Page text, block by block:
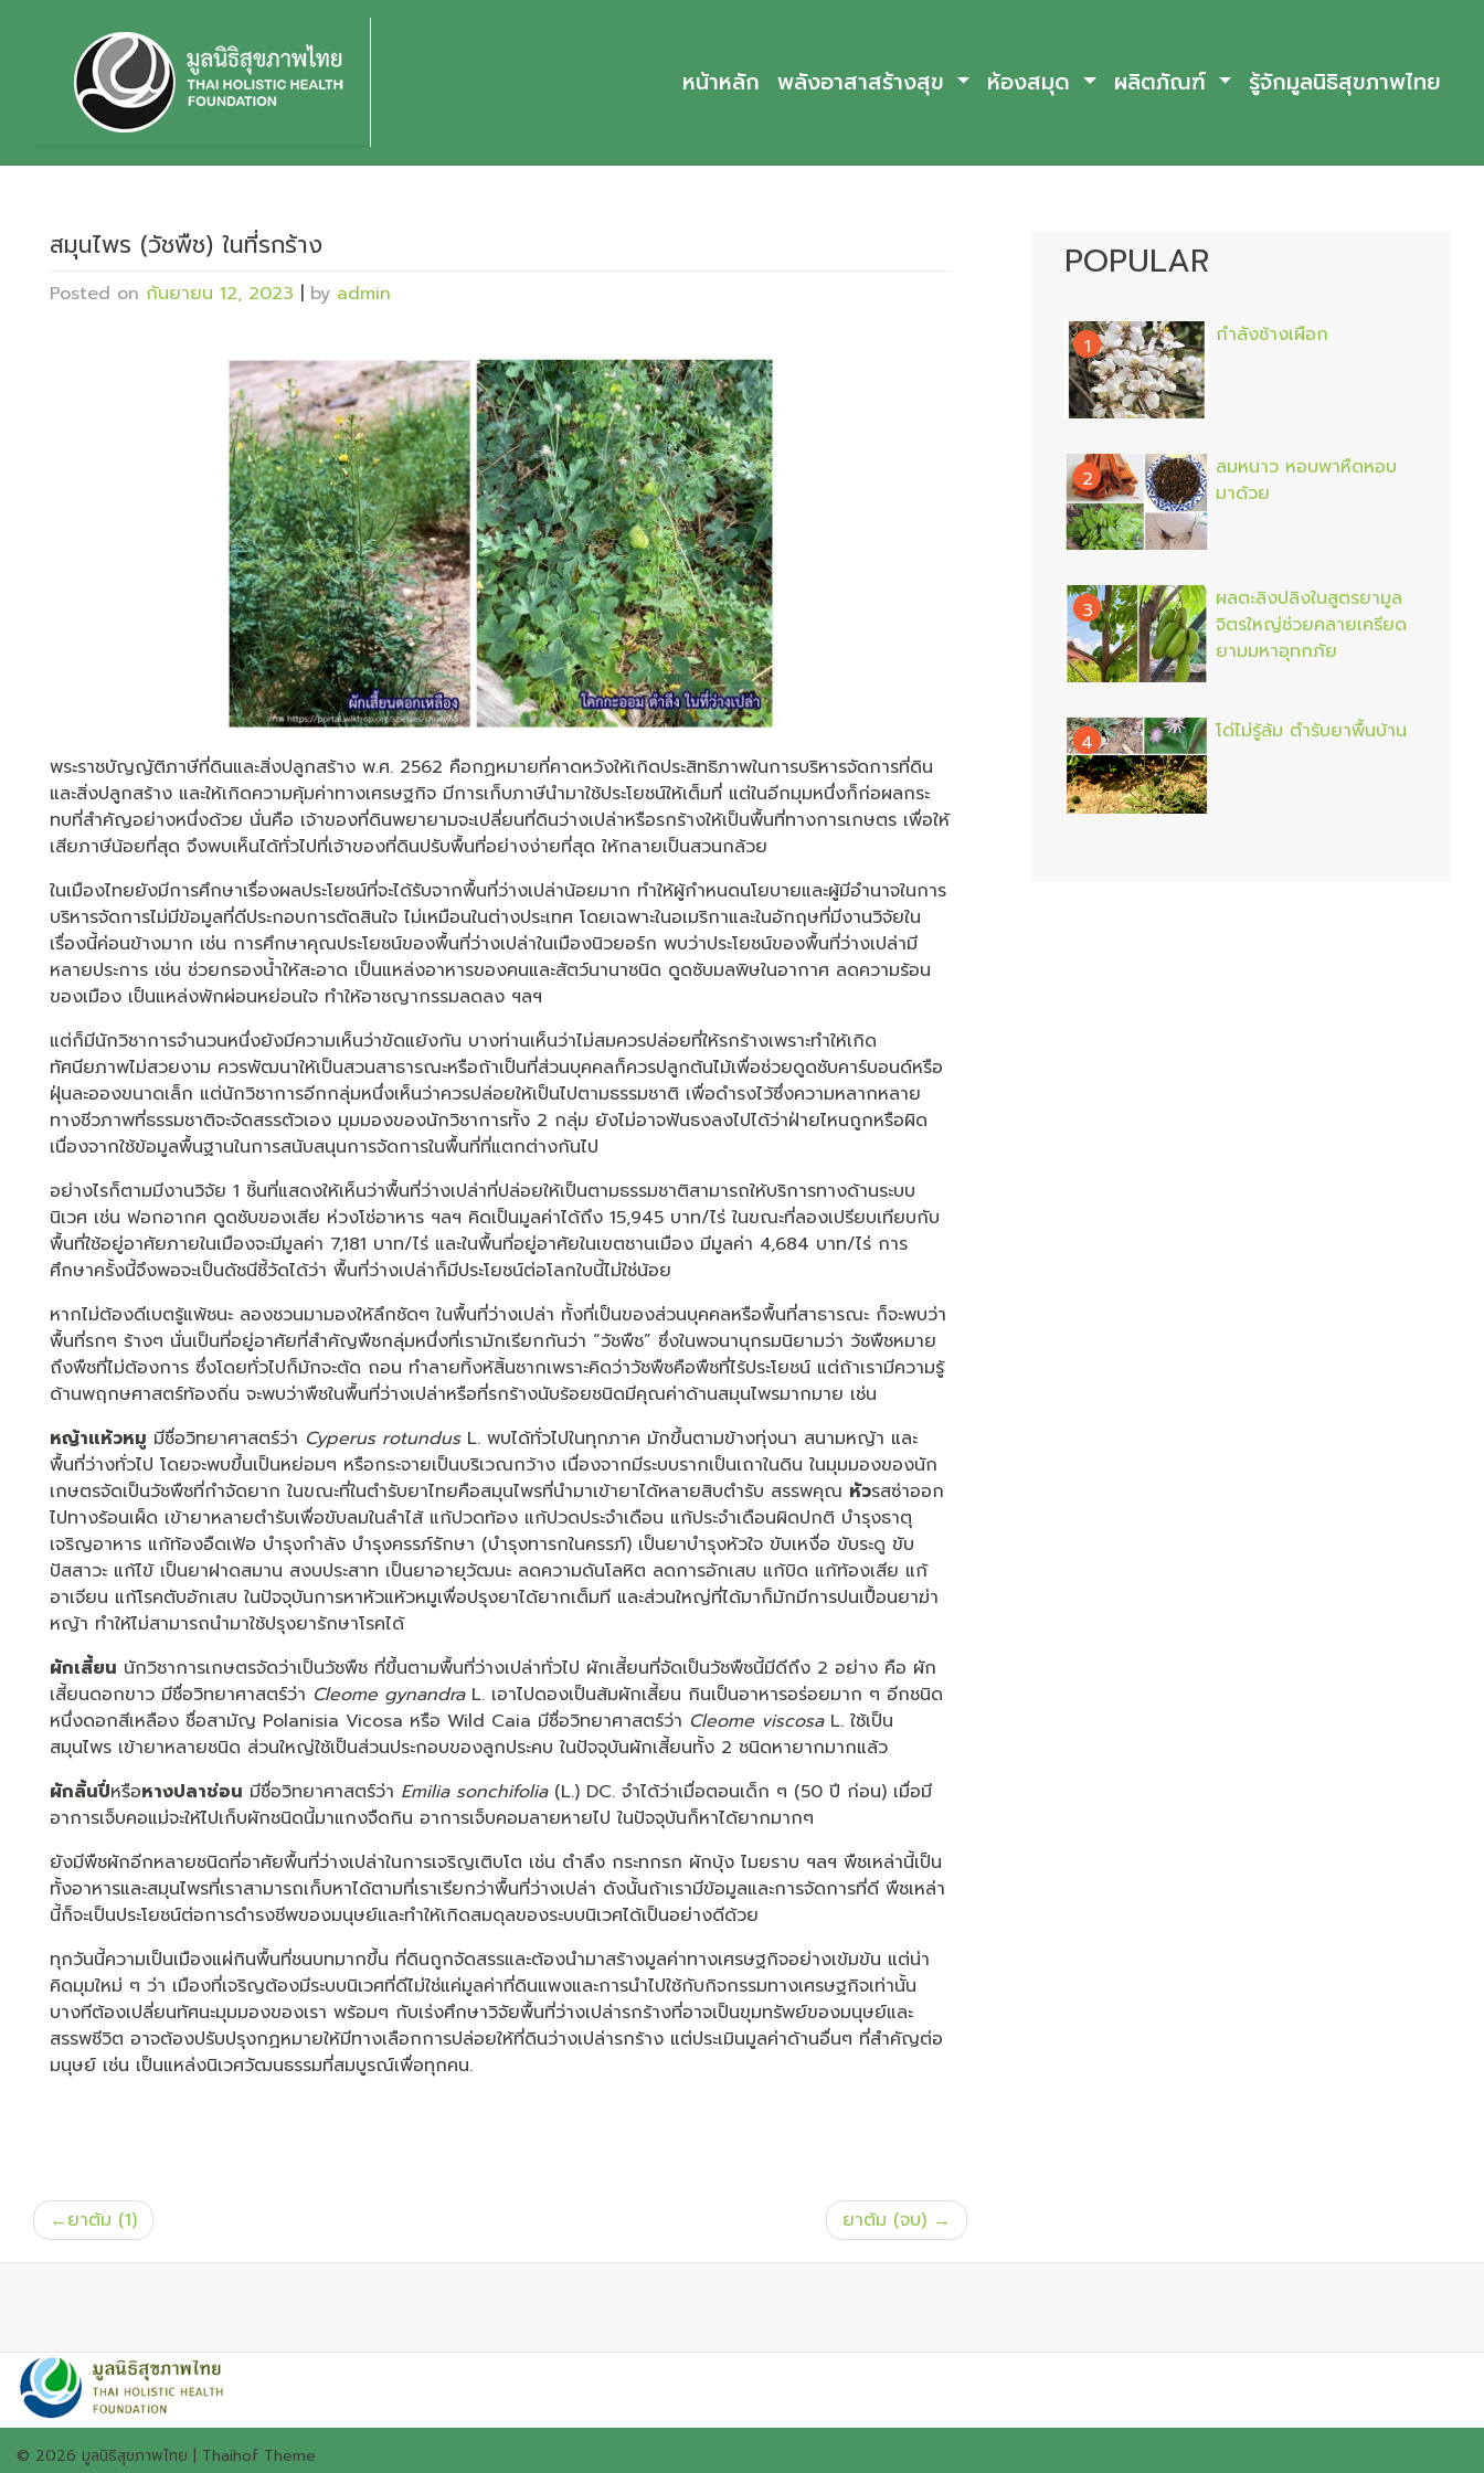
หน้าหลัก พลังอาสาสร้างสุข ห้องสมุด ผลิตภัณฑ์ รู้จักมูลนิธิสุขภาพไทย
สมุนไพร (วัชพืช) ในที่รกร้าง
Posted on กันยายน 12, 2023 | by admin
พระราชบัญญัติภาษีที่ดินและสิ่งปลูกสร้าง พ.ศ. 2562 คือกฏหมายที่คาดหวังให้เกิดประสิทธิภาพในการบริหารจัดการที่ดิน
และสิ่งปลูกสร้าง และให้เกิดความคุ้มค่าทางเศรษฐกิจ มีการเก็บภาษีนำมาใช้ประโยชน์ให้เต็มที่ แต่ในอีกมุมหนึ่งก็ก่อผลกระ
ทบที่สำคัญอย่างหนึ่งด้วย นั่นคือ เจ้าของที่ดินพยายามจะเปลี่ยนที่ดินว่างเปล่าหรือรกร้างให้เป็นพื้นที่ทางการเกษตร เพื่อให้
เสียภาษีน้อยที่สุด จึงพบเห็นได้ทั่วไปที่เจ้าของที่ดินปรับพื้นที่อย่างง่ายที่สุด ให้กลายเป็นสวนกล้วย
ในเมืองไทยยังมีการศึกษาเรื่องผลประโยชน์ที่จะได้รับจากพื้นที่ว่างเปล่าน้อยมาก ทำให้ผู้กำหนดนโยบายและผู้มีอำนาจในการ
บริหารจัดการไม่มีข้อมูลที่ดีประกอบการตัดสินใจ ไม่เหมือนในต่างประเทศ โดยเฉพาะในอเมริกาและในอักฤษที่มีงานวิจัยใน
เรื่องนี้ค่อนข้างมาก เช่น การศึกษาคุณประโยชน์ของพื้นที่ว่างเปล่าในเมืองนิวยอร์ก พบว่าประโยชน์ของพื้นที่ว่างเปล่ามี
หลายประการ เช่น ช่วยกรองน้ำให้สะอาด เป็นแหล่งอาหารของคนและสัตว์นานาชนิด ดูดซับมลพิษในอากาศ ลดความร้อน
ของเมือง เป็นแหล่งพักผ่อนหย่อนใจ ทำให้อาชญากรรมลดลง ฯลฯ
แต่ก็มีนักวิชาการจำนวนหนึ่งยังมีความเห็นว่าขัดแย้งกัน บางท่านเห็นว่าไม่สมควรปล่อยที่ให้รกร้างเพราะทำให้เกิด
ทัศนียภาพไม่สวยงาม ควรพัฒนาให้เป็นสวนสาธารณะหรือถ้าเป็นที่ส่วนบุคคลก็ควรปลูกต้นไม้เพื่อช่วยดูดซับคาร์บอนด์หรือ
ฝุ่นละอองขนาดเล็ก แต่นักวิชาการอีกกลุ่มหนึ่งเห็นว่าควรปล่อยให้เป็นไปตามธรรมชาติ เพื่อดำรงไว้ซึ่งความหลากหลาย
ทางชีวภาพที่ธรรมชาติจะจัดสรรตัวเอง มุมมองของนักวิชาการทั้ง 2 กลุ่ม ยังไม่อาจฟันธงลงไปได้ว่าฝ่ายไหนถูกหรือผิด
เนื่องจากใช้ข้อมูลพื้นฐานในการสนับสนุนการจัดการในพื้นที่ที่แตกต่างกันไป
อย่างไรก็ตามมีงานวิจัย 1 ชิ้นที่แสดงให้เห็นว่าพื้นที่ว่างเปล่าที่ปล่อยให้เป็นตามธรรมชาติสามารถให้บริการทางด้านระบบ
นิเวศ เช่น ฟอกอากศ ดูดซับของเสีย ห่วงโซ่อาหาร ฯลฯ คิดเป็นมูลค่าได้ถึง 15,945 บาท/ไร่ ในขณะที่ลองเปรียบเทียบกับ
พื้นที่ใช้อยู่อาศัยภายในเมืองจะมีมูลค่า 7,181 บาท/ไร่ และในพื้นที่อยู่อาศัยในเขตชานเมือง มีมูลค่า 4,684 บาท/ไร่ การ
ศึกษาครั้งนี้จึงพอจะเป็นดัชนีชี้วัดได้ว่า พื้นที่ว่างเปล่าก็มีประโยชน์ต่อโลกใบนี้ไม่ใช่น้อย
หากไม่ต้องดีเบตรู้แพ้ชนะ ลองชวนมามองให้ลึกชัดๆ ในพื้นที่ว่างเปล่า ทั้งที่เป็นของส่วนบุคคลหรือพื้นที่สาธารณะ ก็จะพบว่า
พื้นที่รกๆ ร้างๆ นั่นเป็นที่อยู่อาศัยที่สำคัญพืชกลุ่มหนึ่งที่เรามักเรียกกันว่า “วัชพืช” ซึ่งในพจนานุกรมนิยามว่า วัชพืชหมาย
ถึงพืชที่ไม่ต้องการ ซึ่งโดยทั่วไปก็มักจะตัด ถอน ทำลายทิ้งห้สิ้นซากเพราะคิดว่าวัชพืชคือพืชที่ไร้ประโยชน์ แต่ถ้าเรามีความรู้
ด้านพฤกษศาสตร์ท้องถิ่น จะพบว่าพืชในพื้นที่ว่างเปล่าหรือที่รกร้างนับร้อยชนิดมีคุณค่าด้านสมุนไพรมากมาย เช่น
หญ้าแห้วหมู มีชื่อวิทยาศาสตร์ว่า Cyperus rotundusL. พบได้ทั่วไปในทุกภาค มักขึ้นตามข้างทุ่งนา สนามหญ้า และ
พื้นที่ว่างทั่วไป โดยจะพบขึ้นเป็นหย่อมๆ หรือกระจายเป็นบริเวณกว้าง เนื่องจากมีระบบรากเป็นเถาในดิน ในมุมมองของนัก
เกษตรจัดเป็นวัชพืชที่กำจัดยาก ในขณะที่ในตำรับยาไทยคือสมุนไพรที่นำมาเข้ายาได้หลายสิบตำรับ สรรพคุณ หัวรสซ่าออก
ไปทางร้อนเผ็ด เข้ายาหลายตำรับเพื่อขับลมในลำไส้ แก้ปวดท้อง แก้ปวดประจำเดือน แก้ประจำเดือนผิดปกติ บำรุงธาตุ
เจริญอาหาร แก้ท้องอืดเฟ้อ บำรุงกำลัง บำรุงครรภ์รักษา (บำรุงทารกในครรภ์) เป็นยาบำรุงหัวใจ ขับเหงื่อ ขับระดู ขับ
ปัสสาวะ แก้ไข้ เป็นยาฝาดสมาน สงบประสาท เป็นยาอายุวัฒนะ ลดความดันโลหิต ลดการอักเสบ แก้บิด แก้ท้องเสีย แก้
อาเจียน แก้โรคตับอักเสบ ในปัจจุบันการหาหัวแห้วหมูเพื่อปรุงยาได้ยากเต็มที และส่วนใหญ่ที่ได้มาก็มักมีการปนเปื้อนยาฆ่า
หญ้า ทำให้ไม่สามารถนำมาใช้ปรุงยารักษาโรคได้
ผักเสี้ยน นักวิชาการเกษตรจัดว่าเป็นวัชพืช ที่ขึ้นตามพื้นที่ว่างเปล่าทั่วไป ผักเสี้ยนที่จัดเป็นวัชพืชนี้มีดีถึง 2 อย่าง คือ ผัก
เสี้ยนดอกขาว มีชื่อวิทยาศาสตร์ว่า Cleome gynandraL. เอาไปดองเป็นส้มผักเสี้ยน กินเป็นอาหารอร่อยมาก ๆ อีกชนิด
หนึ่งดอกสีเหลือง ชื่อสามัญ Polanisia Vicosa หรือ Wild Caia มีชื่อวิทยาศาสตร์ว่า Cleome viscosaL. ใช้เป็น
สมุนไพร เข้ายาหลายชนิด ส่วนใหญ่ใช้เป็นส่วนประกอบของลูกประคบ ในปัจจุบันผักเสี้ยนทั้ง 2 ชนิดหายากมากแล้ว
ผักลิ้นปี่หรือหางปลาช่อน มีชื่อวิทยาศาสตร์ว่า Emilia sonchifolia(L.) DC. จำได้ว่าเมื่อตอนเด็ก ๆ (50 ปี ก่อน) เมื่อมี
อาการเจ็บคอแม่จะให้ไปเก็บผักชนิดนี้มาแกงจืดกิน อาการเจ็บคอมลายหายไป ในปัจจุบันก็หาได้ยากมากๆ
ยังมีพืชผักอีกหลายชนิดที่อาศัยพื้นที่ว่างเปล่าในการเจริญเติบโต เช่น ตำลึง กระทกรก ผักบุ้ง ไมยราบ ฯลฯ พืชเหล่านี้เป็น
ทั้งอาหารและสมุนไพรที่เราสามารถเก็บหาได้ตามที่เราเรียกว่าพื้นที่ว่างเปล่า ดังนั้นถ้าเรามีข้อมูลและการจัดการที่ดี พืชเหล่า
นี้ก็จะเป็นประโยชน์ต่อการดำรงชีพของมนุษย์และทำให้เกิดสมดุลของระบบนิเวศได้เป็นอย่างดีด้วย
ทุกวันนี้ความเป็นเมืองแผ่กินพื้นที่ชนบทมากขึ้น ที่ดินถูกจัดสรรและต้องนำมาสร้างมูลค่าทางเศรษฐกิจอย่างเข้มข้น แต่น่า
คิดมุมใหม่ ๆ ว่า เมืองที่เจริญต้องมีระบบนิเวศที่ดีไม่ใช่แค่มูลค่าที่ดินแพงและการนำไปใช้กับกิจกรรมทางเศรษฐกิจเท่านั้น
บางทีต้องเปลี่ยนทัศนะมุมมองของเรา พร้อมๆ กับเร่งศึกษาวิจัยพื้นที่ว่างเปล่ารกร้างที่อาจเป็นขุมทรัพย์ของมนุษย์และ
สรรพชีวิต อาจต้องปรับปรุงกฏหมายให้มีทางเลือกการปล่อยให้ที่ดินว่างเปล่ารกร้าง แต่ประเมินมูลค่าด้านอื่นๆ ที่สำคัญต่อ
มนุษย์ เช่น เป็นแหล่งนิเวศวัฒนธรรมที่สมบูรณ์เพื่อทุกคน.
แนะแนว
เรื่อง
ยาต้ม (1) ยาต้ม (จบ)
POPULAR
1 กำลังช้างเผือก
2
ลมหนาว หอบพาหืดหอบ
มาด้วย
3
ผลตะลิงปลิงในสูตรยามูล
จิตรใหญ่ช่วยคลายเครียด
ยามมหาอุทกภัย
4 โด่ไม่รู้ล้ม ตำรับยาพื้นบ้าน
© 2026 มูลนิธิสุขภาพไทย | Thaihof Theme